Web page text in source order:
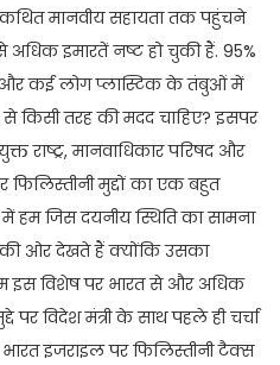
मानवीय सहायता तक पहुंचने
अधिक इमारतें नष्ट हो चुकी हैं. 95%
और कई लोग प्लास्टिक के तंबुओं में
से किसी तरह की मदद चाहिए? इसपर
राष्ट्र, मानवाधिकार परिषद और
फिलिस्तीनी मुद्दों का एक बहुत
हम जिस दयनीय स्थिति का सामना
ओर देखते हैं क्योंकि उसका
इस विशेष पर भारत से और अधिक
पर विदेश मंत्री के साथ पहले ही चर्चा
इजराइल पर फिलिस्तीनी टैक्स